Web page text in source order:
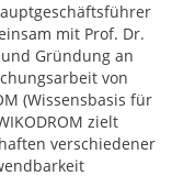
mit Prof. Dr.
Gründung an
von
(Wissensbasis für
zielt
verschiedener